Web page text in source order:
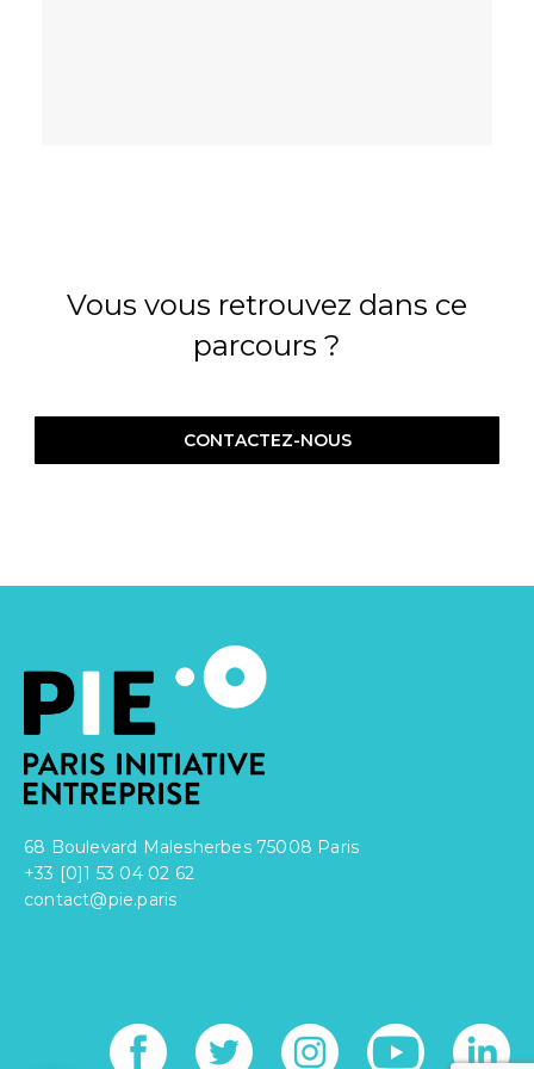
Vous vous retrouvez dans ce
parcours ?
CONTACTEZ-NOUS
68 Boulevard Malesherbes 75008 Paris
+33 [0]1 53 04 02 62
contact@pie.paris